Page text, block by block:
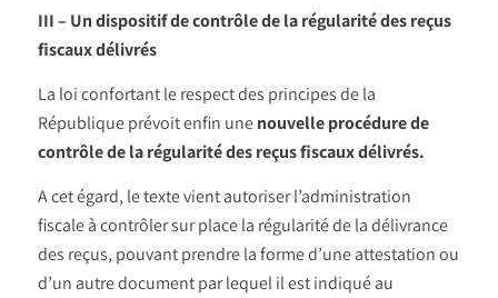
III – Un dispositif de contrôle de la régularité des reçus
fiscaux délivrés
La loi confortant le respect des principes de la
République prévoit enfin unenouvelle procédure de
contrôle de la régularité des reçus fiscaux délivrés.
A cet égard, le texte vient autoriser l’administration
fiscale à contrôler sur place la régularité de la délivrance
des reçus, pouvant prendre la forme d’une attestation ou
d’un autre document par lequel il est indiqué au